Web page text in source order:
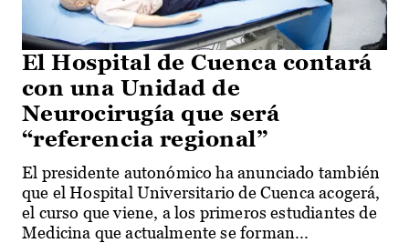
El Hospital de Cuenca contará
con una Unidad de
Neurocirugía que será
“referencia regional”
El presidente autonómico ha anunciado también
que el Hospital Universitario de Cuenca acogerá,
el curso que viene, a los primeros estudiantes de
Medicina que actualmente se forman...